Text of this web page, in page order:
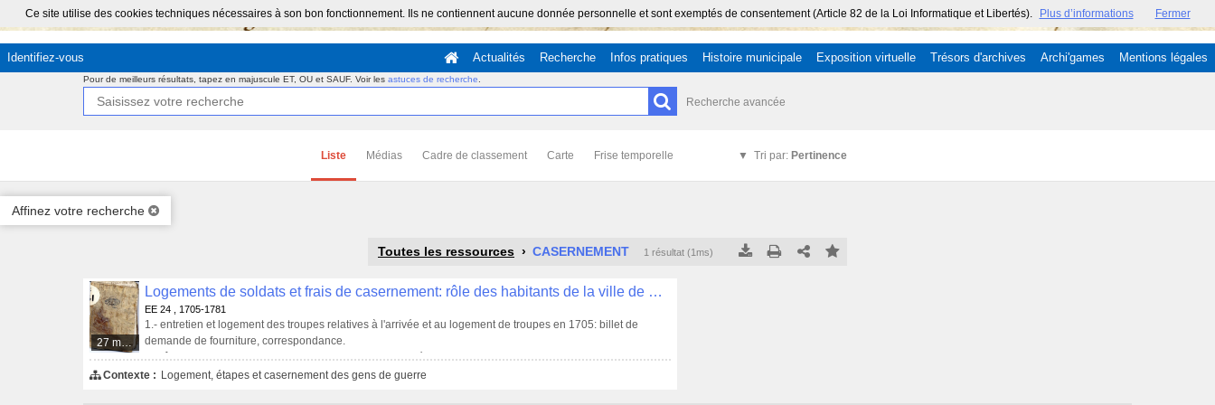
Ce site utilise des cookies techniques nécessaires à son bon fonctionnement. Ils ne contiennent aucune donnée personnelle et sont exemptés de consentement (Article 82 de la Loi Informatique et Libertés). Plus d’informations Fermer
Identifiez-vous Actualités Recherche Infos pratiques Histoire municipale Exposition virtuelle Trésors d'archives Archi'games Mentions légales
Pour de meilleurs résultats, tapez en majuscule ET, OU et SAUF. Voir les astuces de recherche
Recherche avancée
Liste Médias Cadre de classement Carte Frise temporelle Tri par: Pertinence
Affinez votre recherche
Toutes les ressources CASERNEMENT 1 résultat (1ms)
27 médias
Logements de soldats et frais de casernement: rôle des habitants de la ville de Quimper en état de loger des militaires (vers 1749-50), plaintes et demandes diverses (1705-1785) , EE 24
EE 24 , 1705-1781
1.- entretien et logement des troupes relatives à l'arrivée et au logement de troupes en 1705: billet de
demande de fourniture, correspondance.
2.- rôle des habitants de la ville de Quimper qui sont en état de loger des troupes et de contribuer aux
fournitures des casernes quand il y en a un si grand nombre que la communauté n'y peut pas suffire (établi
Contexte : Logement, étapes et casernement des gens de guerre